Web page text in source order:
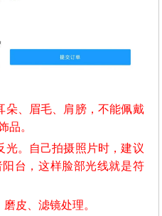
朵、眉毛、肩膀，不能佩戴
品。
光。自己拍摄照片时，建议
台，这样脸部光线就是符
皮、滤镜处理。